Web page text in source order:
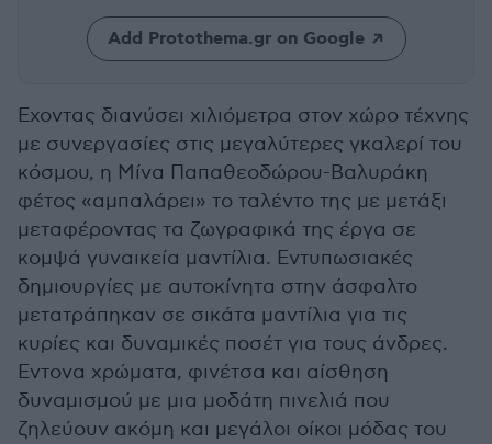
Add Protothema.gr on Google
Εχοντας διανύσει χιλιόμετρα στον χώρο τέχνης
με συνεργασίες στις μεγαλύτερες γκαλερί του
κόσμου, η Μίνα Παπαθεοδώρου-Βαλυράκη
φέτος «αμπαλάρει» το ταλέντο της με μετάξι
μεταφέροντας τα ζωγραφικά της έργα σε
κομψά γυναικεία μαντίλια. Εντυπωσιακές
δημιουργίες με αυτοκίνητα στην άσφαλτο
μετατράπηκαν σε σικάτα μαντίλια για τις
κυρίες και δυναμικές ποσέτ για τους άνδρες.
Εντονα χρώματα, φινέτσα και αίσθηση
δυναμισμού με μια μοδάτη πινελιά που
ζηλεύουν ακόμη και μεγάλοι οίκοι μόδας του